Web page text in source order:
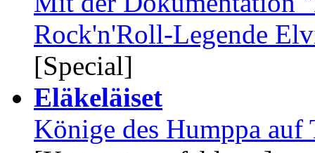
Rock'n'Roll-Legende
[Special]
Eläkeläiset
Könige des Humppa auf